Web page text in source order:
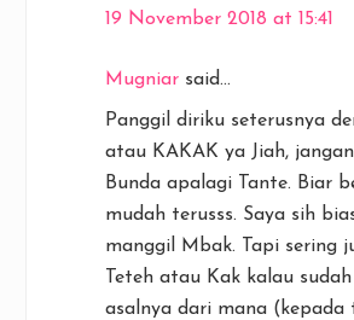
19 November 2018 at 15:41
Mugniar said...
Panggil diriku seterusnya
atau KAKAK ya Jiah,
Bunda apalagi Tante. Biar
mudah terusss. Saya sih
manggil Mbak. Tapi sering
Teteh atau Kak kalau
asalnya dari mana (kepada